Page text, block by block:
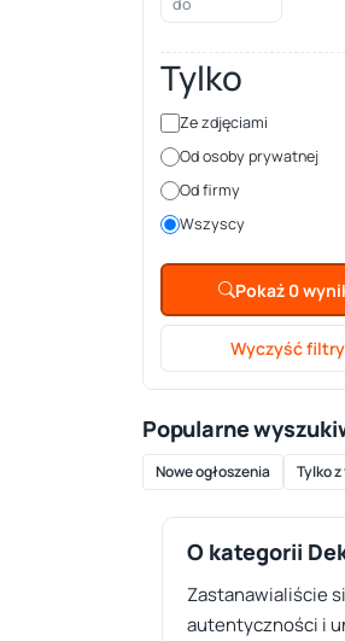
Tylko
Ze zdjęciami
Od osoby prywatnej
Od firmy
Wszyscy
Pokaż 0
Wyczyść filtry
Popularne
Nowe ogłoszenia Tylko
O kategorii
Zastanawialiście
autentyczności i